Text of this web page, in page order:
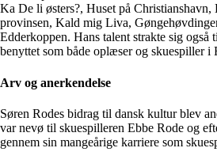
Ka De li østers?, Huset på
provinsen, Kald mig Liva,
Edderkoppen. Hans talent strakte sig også
benyttet som både oplæser og skuespiller i
Arv og anerkendelse
Søren Rodes bidrag til dansk kultur blev
var nevø til skuespilleren Ebbe Rode og
gennem sin mangeårige karriere som